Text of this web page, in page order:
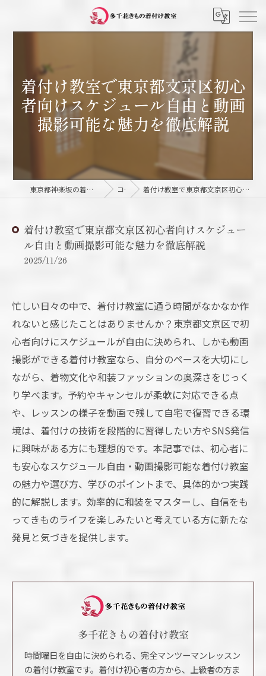
着付け教室で東京都文京区初心
者向けスケジュール自由と動画
撮影可能な魅力を徹底解説
東京都神楽坂の着付け教室なら多千花きもの着付け教室 コラム 着付け教室で東京都文京区初心者向けスケジュール自由と動画撮影可能な魅力を徹底解説
着付け教室で東京都文京区初心者向けスケジュー
ル自由と動画撮影可能な魅力を徹底解説
2025/11/26
忙しい日々の中で、着付け教室に通う時間がなかなか作
れないと感じたことはありませんか？東京都文京区で初
心者向けにスケジュールが自由に決められ、しかも動画
撮影ができる着付け教室なら、自分のペースを大切にし
ながら、着物文化や和装ファッションの奥深さをじっく
り学べます。予約やキャンセルが柔軟に対応できる点
や、レッスンの様子を動画で残して自宅で復習できる環
境は、着付けの技術を段階的に習得したい方やSNS発信
に興味がある方にも理想的です。本記事では、初心者に
も安心なスケジュール自由・動画撮影可能な着付け教室
の魅力や選び方、学びのポイントまで、具体的かつ実践
的に解説します。効率的に和装をマスターし、自信をも
ってきものライフを楽しみたいと考えている方に新たな
発見と気づきを提供します。
多千花きもの着付け教室
時間曜日を自由に決められる、完全マンツーマンレッスン
の着付け教室です。着付け初心者の方から、上級者の方ま